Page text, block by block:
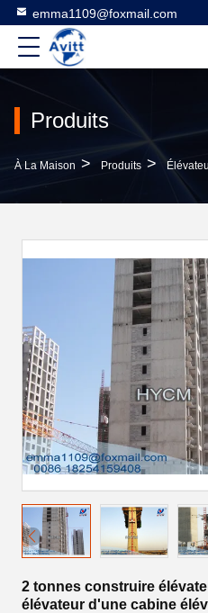
emma1109@foxmail.com
Produits
À La Maison > Produits >
2 tonnes construire
élévateur d'une cabine